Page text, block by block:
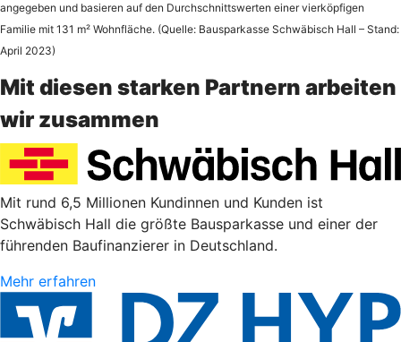
angegeben und basieren auf den Durchschnittswerten einer vierköpfigen
Familie mit 131 m² Wohnfläche. (Quelle: Bausparkasse Schwäbisch Hall – Stand:
April 2023)
Mit diesen starken Partnern arbeiten
wir zusammen
Mit rund 6,5 Millionen Kundinnen und Kunden ist
Schwäbisch Hall die größte Bausparkasse und einer der
führenden Baufinanzierer in Deutschland.
Mehr erfahren